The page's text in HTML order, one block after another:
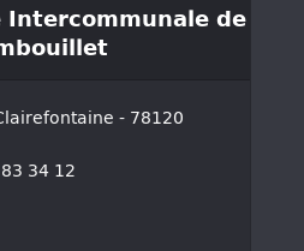
Intercommunale de
- 78120
34 12